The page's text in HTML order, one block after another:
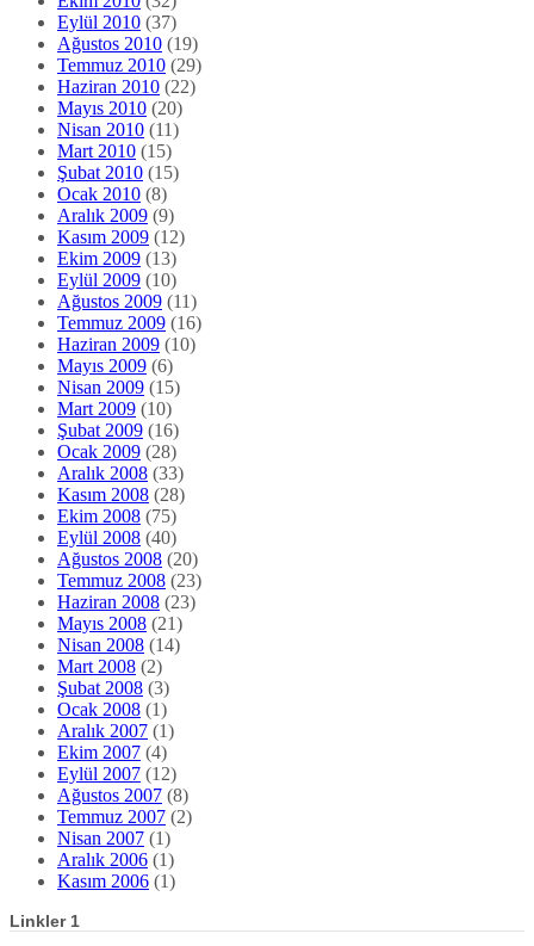
Eylül 2010 (37)
Ağustos 2010 (19)
Temmuz 2010 (29)
Haziran 2010 (22)
Mayıs 2010 (20)
Nisan 2010 (11)
Mart 2010 (15)
Şubat 2010 (15)
Ocak 2010 (8)
Aralık 2009 (9)
Kasım 2009 (12)
Ekim 2009 (13)
Eylül 2009 (10)
Ağustos 2009 (11)
Temmuz 2009 (16)
Haziran 2009 (10)
Mayıs 2009 (6)
Nisan 2009 (15)
Mart 2009 (10)
Şubat 2009 (16)
Ocak 2009 (28)
Aralık 2008 (33)
Kasım 2008 (28)
Ekim 2008 (75)
Eylül 2008 (40)
Ağustos 2008 (20)
Temmuz 2008 (23)
Haziran 2008 (23)
Mayıs 2008 (21)
Nisan 2008 (14)
Mart 2008 (2)
Şubat 2008 (3)
Ocak 2008 (1)
Aralık 2007 (1)
Ekim 2007 (4)
Eylül 2007 (12)
Ağustos 2007 (8)
Temmuz 2007 (2)
Nisan 2007 (1)
Aralık 2006 (1)
Kasım 2006 (1)
Linkler 1